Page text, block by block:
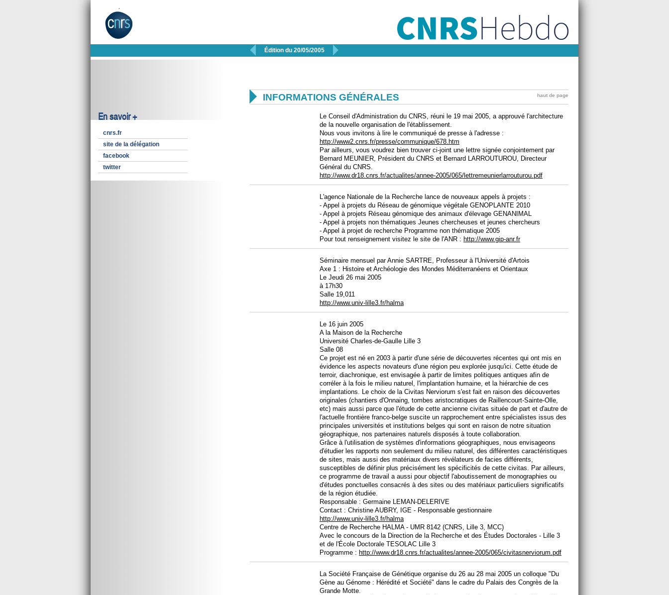
 Édition du 20/05/2005 
En savoir +
cnrs.fr
site de la délégation
facebook
twitter
 INFORMATIONS GÉNÉRALES haut de page
Le Conseil d'Administration du CNRS, réuni le 19 mai 2005, a approuvé l'architecture
de la nouvelle organisation de l'établissement.
Nous vous invitons à lire le communiqué de presse à l'adresse :
http://www2.cnrs.fr/presse/communique/678.htm
Par ailleurs, vous voudrez bien trouver ci-joint une lettre signée conjointement par
Bernard MEUNIER, Président du CNRS et Bernard LARROUTUROU, Directeur
Général du CNRS.
http://www.dr18.cnrs.fr/actualites/annee-2005/065/lettremeunierlarrouturou.pdf
L'agence Nationale de la Recherche lance de nouveaux appels à projets :
- Appel à projets du Réseau de génomique végétale GENOPLANTE 2010
- Appel à projets Réseau génomique des animaux d'élevage GENANIMAL
- Appel à projets non thématiques Jeunes chercheuses et jeunes chercheurs
- Appel à projet de recherche Programme non thématique 2005
Pour tout renseignement visitez le site de l'ANR : http://www.gip-anr.fr
Séminaire mensuel par Annie SARTRE, Professeur à l'Université d'Artois
Axe 1 : Histoire et Archéologie des Mondes Méditerranéens et Orientaux
Le Jeudi 26 mai 2005
à 17h30
Salle 19,011
http://www.univ-lille3.fr/halma
Le 16 juin 2005
A la Maison de la Recherche
Université Charles-de-Gaulle Lille 3
Salle 08
Ce projet est né en 2003 à partir d'une série de découvertes récentes qui ont mis en
évidence les aspects novateurs d'une région peu explorée jusqu'ici. Cette étude de
terroir, diachronique, est envisagée à partir de limites politiques antiques afin de
corréler à la fois le milieu naturel, l'implantation humaine, et la hiérarchie de ces
implantations. Le choix de la Civitas Nerviorum s'est fait en raison des découvertes
originales (chantiers d'Onnaing, tombes aristocratiques de Raillencourt-Sainte-Olle,
etc) mais aussi parce que l'étude de cette ancienne civitas située de part et d'autre de
l'actuelle frontière franco-belge suscite un rapprochement entre spécialistes issus des
principales universités et institutions belges qui sont en raison de notre situation
géographique, nos partenaires naturels disposés à toute collaboration.
Grâce à l'utilisation de systèmes d'informations géographiques, nous envisageons
d'étudier les rapports non seulement du milieu naturel, des différentes caractéristiques
de sites, mais aussi des matériaux divers révélateurs de facies différents,
susceptibles de définir plus précisément les spécificités de cette civitas. Par ailleurs,
ce programme de travail a aussi pour objectif l'aboutissement de monographies ou
d'études ponctuelles consacrés à des sites ou des matériaux particuliers significatifs
de la région étudiée.
Responsable : Germaine LEMAN-DELERIVE
Contact : Christine AUBRY, IGE - Responsable gestionnaire
http://www.univ-lille3.fr/halma
Centre de Recherche HALMA - UMR 8142 (CNRS, Lille 3, MCC)
Avec le concours de la Direction de la Recherche et des Études Doctorales - Lille 3
et de l'École Doctorale TESOLAC Lille 3
Programme : http://www.dr18.cnrs.fr/actualites/annee-2005/065/civitasnerviorum.pdf
La Société Française de Génétique organise du 26 au 28 mai 2005 un colloque "Du
Gène au Génome : Hérédité et Société" dans le cadre du Palais des Congrès de la
Grande Motte.